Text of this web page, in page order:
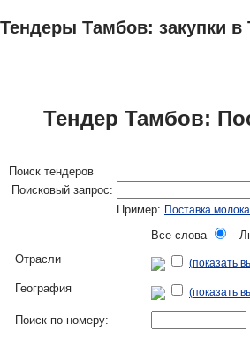
Тендеры Тамбов: закупки в
Тендер Тамбов:
Поиск тендеров
Поисковый запрос:
Пример: Поставка молока
Все слова
Отрасли
(показать
География (показать
Поиск по номеру: